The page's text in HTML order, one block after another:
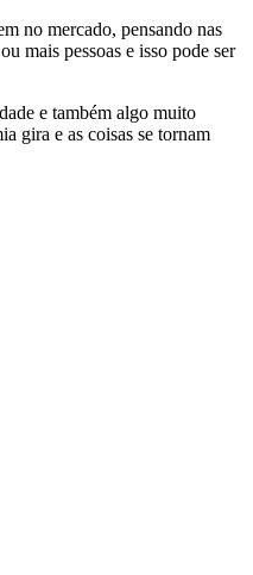
no mercado, pensando nas
mais pessoas e isso pode ser
e também algo muito
gira e as coisas se tornam